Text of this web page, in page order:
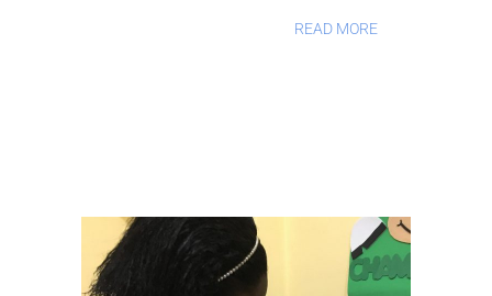
READ MORE